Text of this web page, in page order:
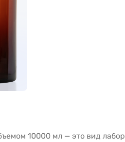
10000 мл — это вид